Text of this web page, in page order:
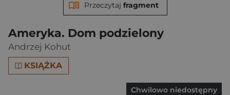
Ameryka. Dom podzielony
Andrzej Kohut
KSIĄŻKA
Przeczytaj fragment
Chwilowo niedostępny